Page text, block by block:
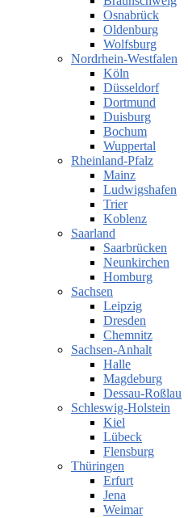
Osnabrück
Oldenburg
Wolfsburg
Nordrhein-Westfalen
Köln
Düsseldorf
Dortmund
Duisburg
Bochum
Wuppertal
Rheinland-Pfalz
Mainz
Ludwigshafen
Trier
Koblenz
Saarland
Saarbrücken
Neunkirchen
Homburg
Sachsen
Leipzig
Dresden
Chemnitz
Sachsen-Anhalt
Halle
Magdeburg
Dessau-Roßlau
Schleswig-Holstein
Kiel
Lübeck
Flensburg
Thüringen
Erfurt
Jena
Weimar